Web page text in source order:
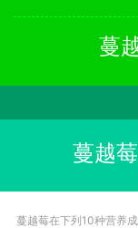
蔓
蔓越
蔓越莓在下列10种营养